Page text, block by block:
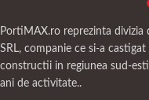
PortiMAX.ro reprezinta
SRL, companie ce si-a
constructii in regiunea sud-
ani de activitate..